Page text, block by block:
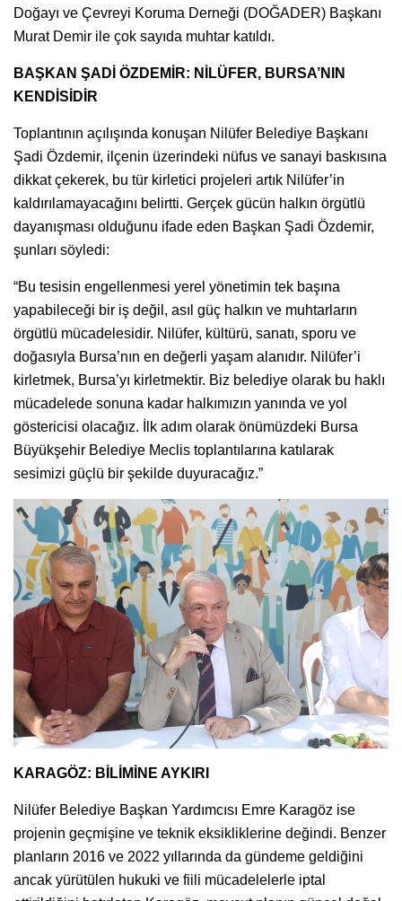
Doğayı ve Çevreyi Koruma Derneği (DOĞADER) Başkanı
Murat Demir ile çok sayıda muhtar katıldı.
BAŞKAN ŞADİ ÖZDEMİR: NİLÜFER, BURSA’NIN
KENDİSİDİR
Toplantının açılışında konuşan Nilüfer Belediye Başkanı
Şadi Özdemir, ilçenin üzerindeki nüfus ve sanayi baskısına
dikkat çekerek, bu tür kirletici projeleri artık Nilüfer’in
kaldırılamayacağını belirtti. Gerçek gücün halkın örgütlü
dayanışması olduğunu ifade eden Başkan Şadi Özdemir,
şunları söyledi:
“Bu tesisin engellenmesi yerel yönetimin tek başına
yapabileceği bir iş değil, asıl güç halkın ve muhtarların
örgütlü mücadelesidir. Nilüfer, kültürü, sanatı, sporu ve
doğasıyla Bursa’nın en değerli yaşam alanıdır. Nilüfer’i
kirletmek, Bursa’yı kirletmektir. Biz belediye olarak bu haklı
mücadelede sonuna kadar halkımızın yanında ve yol
göstericisi olacağız. İlk adım olarak önümüzdeki Bursa
Büyükşehir Belediye Meclis toplantılarına katılarak
sesimizi güçlü bir şekilde duyuracağız.”
KARAGÖZ: BİLİMİNE AYKIRI
Nilüfer Belediye Başkan Yardımcısı Emre Karagöz ise
projenin geçmişine ve teknik eksikliklerine değindi. Benzer
planların 2016 ve 2022 yıllarında da gündeme geldiğini
ancak yürütülen hukuki ve fiili mücadelelerle iptal